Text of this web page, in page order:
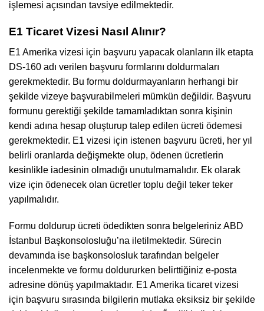
işlemesi açısından tavsiye edilmektedir.
E1 Ticaret Vizesi Nasıl Alınır?
E1 Amerika vizesi için başvuru yapacak olanların ilk etapta
DS-160 adı verilen başvuru formlarını doldurmaları
gerekmektedir. Bu formu doldurmayanların herhangi bir
şekilde vizeye başvurabilmeleri mümkün değildir. Başvuru
formunu gerektiği şekilde tamamladıktan sonra kişinin
kendi adına hesap oluşturup talep edilen ücreti ödemesi
gerekmektedir. E1 vizesi için istenen başvuru ücreti, her yıl
belirli oranlarda değişmekte olup, ödenen ücretlerin
kesinlikle iadesinin olmadığı unutulmamalıdır. Ek olarak
vize için ödenecek olan ücretler toplu değil teker teker
yapılmalıdır.
Formu doldurup ücreti ödedikten sonra belgeleriniz ABD
İstanbul Başkonsolosluğu’na iletilmektedir. Sürecin
devamında ise başkonsolosluk tarafından belgeler
incelenmekte ve formu doldururken belirttiğiniz e-posta
adresine dönüş yapılmaktadır. E1 Amerika ticaret vizesi
için başvuru sırasında bilgilerin mutlaka eksiksiz bir şekilde